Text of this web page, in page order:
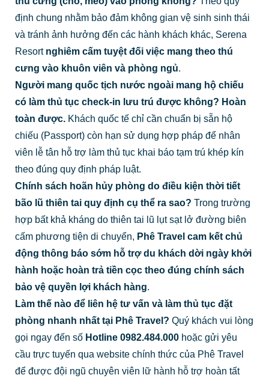
định chung nhằm bảo đảm không gian vệ sinh sinh thái
và tránh ảnh hưởng đến các hành khách khác, Serena
Resort nghiêm cấm tuyệt đối việc mang theo thú
cưng vào khuôn viên và phòng ngủ.
Người mang quốc tịch nước ngoài mang hộ chiếu
có làm thủ tục check-in lưu trú được không? Hoàn
toàn được.Khách quốc tế chỉ cần chuẩn bị sẵn hộ
chiếu (Passport) còn hạn sử dụng hợp pháp để nhân
viên lễ tân hỗ trợ làm thủ tục khai báo tạm trú khép kín
theo đúng quy định pháp luật.
Chính sách hoãn hủy phòng do điều kiện thời tiết
bão lũ thiên tai quy định cụ thể ra sao? Trong trường
hợp bất khả kháng do thiên tai lũ lụt sạt lở đường biên
cấm phương tiện di chuyển, Phê Travel cam kết chủ
động thông báo sớm hỗ trợ du khách dời ngày khởi
hành hoặc hoàn trả tiền cọc theo đúng chính sách
bảo vệ quyền lợi khách hàng.
Làm thế nào để liên hệ tư vấn và làm thủ tục đặt
phòng nhanh nhất tại Phê Travel? Quý khách vui lòng
gọi ngay đến số Hotline 0982.484.000hoặc gửi yêu
cầu trực tuyến qua website chính thức của Phê Travel
để được đội ngũ chuyên viên lữ hành hỗ trợ hoàn tất